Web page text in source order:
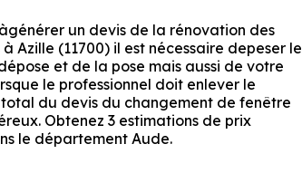
un devis de la rénovation des
Azille (11700) il est nécessaire depeser le
et de la pose mais aussi de votre
le professionnel doit enlever le
du devis du changement de fenêtre
Obtenez 3 estimations de prix
le département Aude.